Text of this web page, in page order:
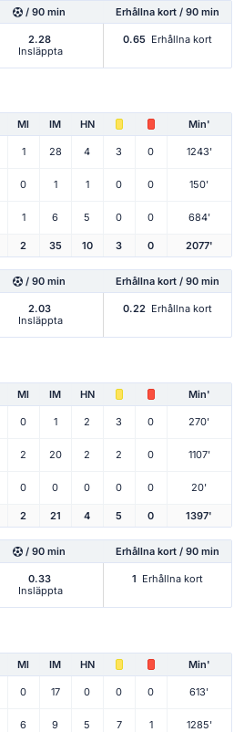
/ 90 min Erhållna kort / 90 min
2.28
Insläppta
0.65 Erhållna kort
Ml IM HN Min'
1 28 4 3 0 1243'
0 1 1 0 0 150'
1 6 5 0 0 684'
2 35 10 3 0 2077'
/ 90 min Erhållna kort / 90 min
2.03
Insläppta
0.22 Erhållna kort
Ml IM HN Min'
0 1 2 3 0 270'
2 20 2 2 0 1107'
0 0 0 0 0 20'
2 21 4 5 0 1397'
/ 90 min Erhållna kort / 90 min
0.33
Insläppta
1 Erhållna kort
Ml IM HN Min'
0 17 0 0 0 613'
6 9 5 7 1 1285'